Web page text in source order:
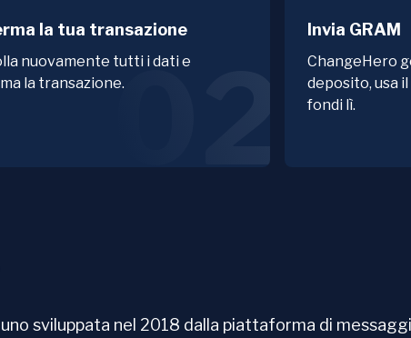
la tua transazione
nuovamente tutti i dati e
la transazione.02
Invia GRAM
ChangeHero
deposito, usa
fondi lì.
sviluppata nel 2018 dalla piattaforma di